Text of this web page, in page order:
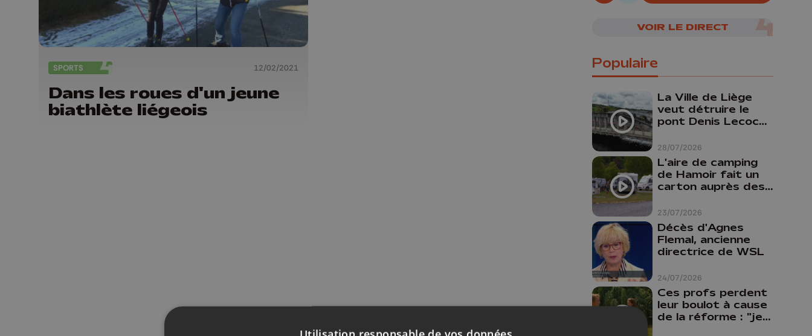
SPORTS 12/02/2021
Dans les roues d'un jeune
biathlète liégeois
VOIR LE DIRECT
Populaire
28/07/2026
La Ville de Liège
veut détruire le
pont Denis Lecocq
budget pour le
faire
23/07/2026
L'aire de camping
de Hamoir fait un
carton auprès des
24/07/2026
Décès d'Agnes
Flemal, ancienne
directrice de WSL
Ces profs perdent
leur boulot à cause
de la réforme : "je